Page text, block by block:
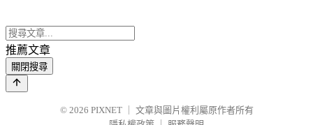
推薦文章
關閉搜尋
© 2026 PIXNET
文章與圖片權利屬原作者所有